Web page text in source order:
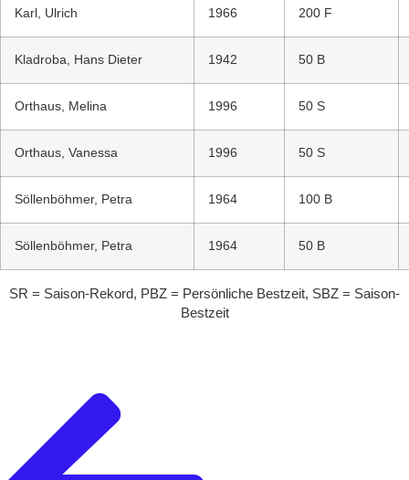
Karl, Ulrich 1966 200 F
Kladroba, Hans Dieter 1942 50 B
Orthaus, Melina 1996 50 S
Orthaus, Vanessa 1996 50 S
Söllenböhmer, Petra 1964 100 B
Söllenböhmer, Petra 1964 50 B
SR = Saison-Rekord, PBZ = Persönliche Bestzeit, SBZ = Saison-
Bestzeit